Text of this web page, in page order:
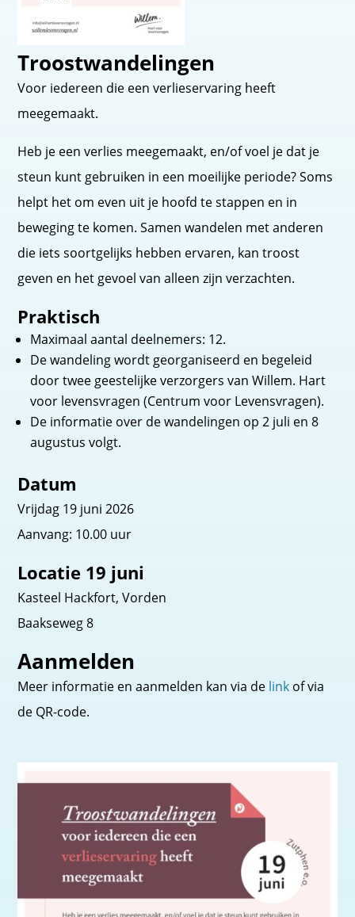
Troostwandelingen
Voor iedereen die een verlieservaring heeft
meegemaakt.
Heb je een verlies meegemaakt, en/of voel je dat je
steun kunt gebruiken in een moeilijke periode? Soms
helpt het om even uit je hoofd te stappen en in
beweging te komen. Samen wandelen met anderen
die iets soortgelijks hebben ervaren, kan troost
geven en het gevoel van alleen zijn verzachten.
Praktisch
Maximaal aantal deelnemers: 12.
De wandeling wordt georganiseerd en begeleid
door twee geestelijke verzorgers van Willem. Hart
voor levensvragen (Centrum voor Levensvragen).
De informatie over de wandelingen op 2 juli en 8
augustus volgt.
Datum
Vrijdag 19 juni 2026
Aanvang: 10.00 uur
Locatie 19 juni
Kasteel Hackfort, Vorden
Baakseweg 8
Aanmelden
Meer informatie en aanmelden kan via de link of via
de QR-code.